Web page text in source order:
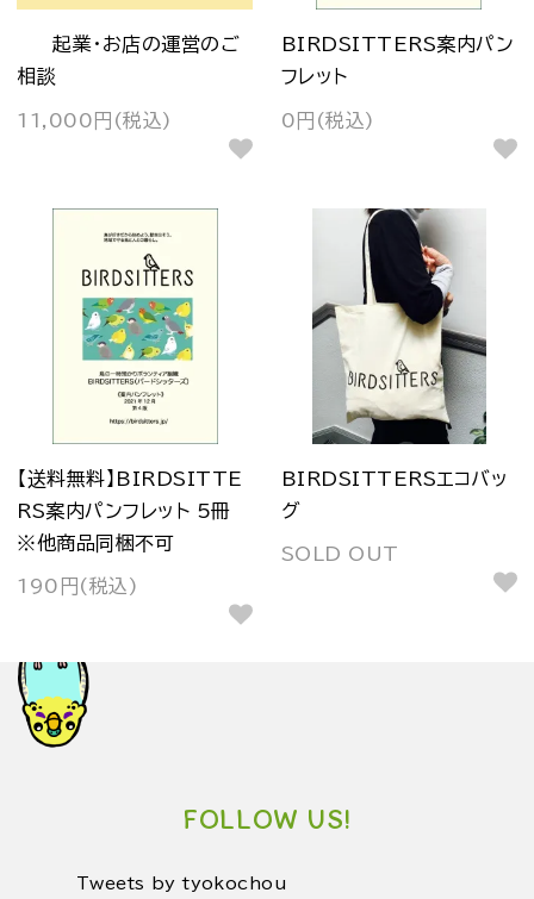
起業・お店の運営のご
相談
11,000円(税込)
BIRDSITTERS案内パン
フレット
0円(税込)
【送料無料】BIRDSITTE
RS案内パンフレット 5冊
※他商品同梱不可
190円(税込)
BIRDSITTERSエコバッ
グ
SOLD OUT
FOLLOW US!
Tweets by tyokochou